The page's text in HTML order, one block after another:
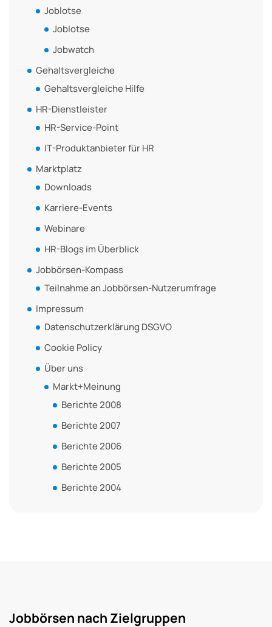
Joblotse
Joblotse
Jobwatch
Gehaltsvergleiche
Gehaltsvergleiche Hilfe
HR-Dienstleister
HR-Service-Point
IT-Produktanbieter für HR
Marktplatz
Downloads
Karriere-Events
Webinare
HR-Blogs im Überblick
Jobbörsen-Kompass
Teilnahme an Jobbörsen-Nutzerumfrage
Impressum
Datenschutzerklärung DSGVO
Cookie Policy
Über uns
Markt+Meinung
Berichte 2008
Berichte 2007
Berichte 2006
Berichte 2005
Berichte 2004
Jobbörsen nach Zielgruppen